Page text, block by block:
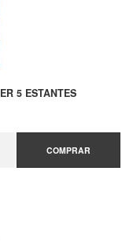
5 ESTANTES
COMPRAR